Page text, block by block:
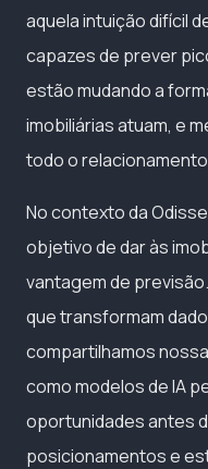
aquela intuição difícil
capazes de prever
estão mudando a
imobiliárias atuam, e
todo o
No contexto da
objetivo de dar às
vantagem de
que transformam
compartilhamos
como modelos de IA
oportunidades antes
posicionamentos e